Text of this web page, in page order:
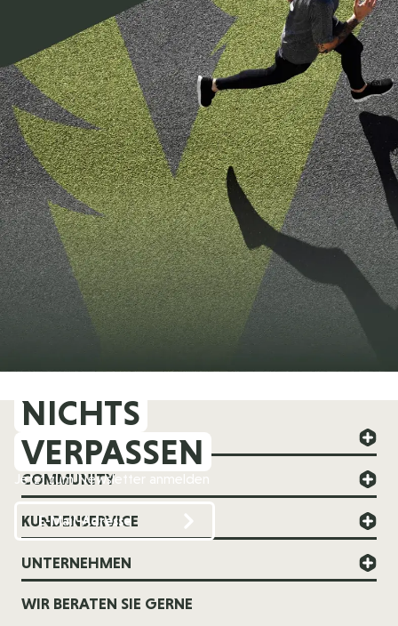
NICHTS
VERPASSEN
Jetzt zum Newsletter anmelden
FOREVER YOUNG
COMMUNITY
KUNDENSERVICE
UNTERNEHMEN
WIR BERATEN SIE GERNE